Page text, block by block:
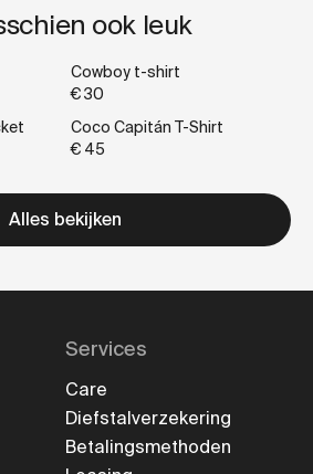
ook leuk
Cowboy t-shirt
€ 30
Coco Capitán T-Shirt
€ 45
Alles bekijken
Services
Care
Diefstalverzekering
Betalingsmethoden